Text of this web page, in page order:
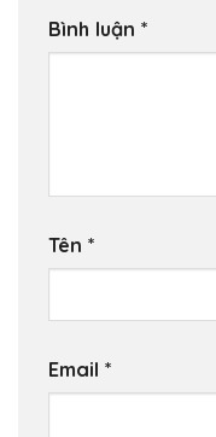
Bình luận *
Tên *
Email *